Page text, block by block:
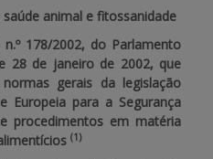
animal e fitossanidade
n.º 178/2002, do Parlamento
28 de janeiro de 2002, que
gerais da legislação
Europeia para a Segurança
procedimentos em matéria
(1)